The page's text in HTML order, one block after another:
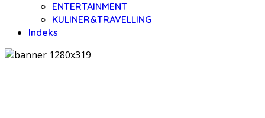
ENTERTAINMENT
KULINER&TRAVELLING
Indeks